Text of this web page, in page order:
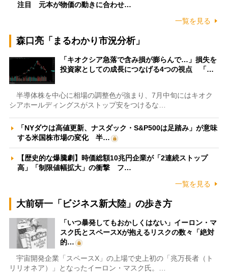
注目 元本が物価の動きに合わせ…
一覧を見る
森口亮「まるわかり市況分析」
「キオクシア急落で含み損が膨らんで…」損失を
投資家としての成長につなげる4つの視点 「…
半導体株を中心に相場の調整色が強まり、7月中旬にはキオク
シアホールディングスがストップ安をつけるな…
「NYダウは高値更新、ナスダック・S&P500は足踏み」が意味
する米国株市場の変化 半…
【歴史的な爆騰劇】時価総額10兆円企業が「2連続ストップ
高」「制限値幅拡大」の衝撃 フ…
一覧を見る
大前研一「ビジネス新大陸」の歩き方
「いつ暴発してもおかしくはない」イーロン・マ
スク氏とスペースXが抱えるリスクの数々「絶対
的…
宇宙開発企業「スペースX」の上場で史上初の「兆万長者（ト
リリオネア）」となったイーロン・マスク氏。…